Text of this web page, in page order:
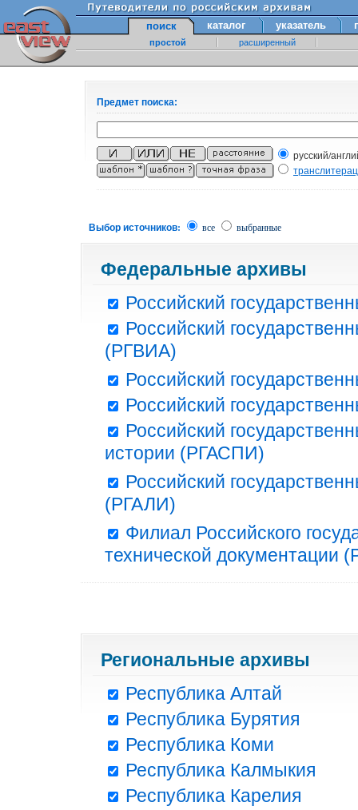
поиск каталог указатель
простой расширенный
Предмет поиска:
русский/
Выбор источников: все выбранные
Федеральные архивы
Российский
Российский
(РГВИА)
Российский
Российский
Российский
истории (РГАСПИ)
Российский
(РГАЛИ)
Филиал Российского
технической документации
Региональные архивы
Республика Алтай
Республика Бурятия
Республика Коми
Республика Калмыкия
Республика Карелия